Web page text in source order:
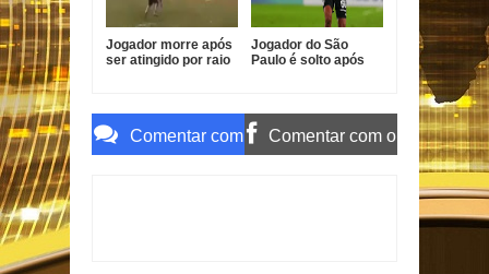
Jogador morre após
ser atingido por raio
Jogador do São
Paulo é solto após
Comentar com Comentar com o